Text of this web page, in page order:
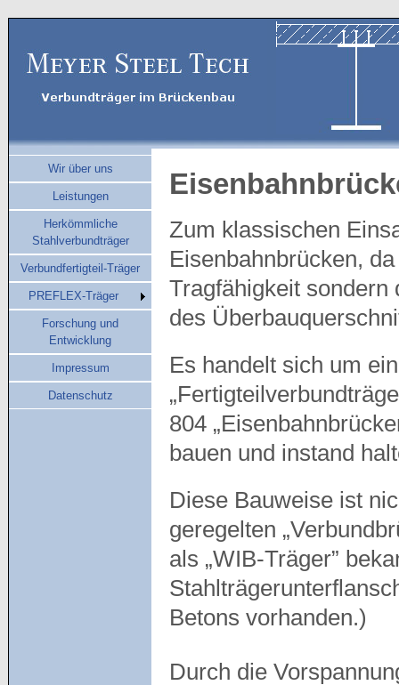
Wir über uns
Leistungen
Herkömmliche
Stahlverbundträger
Verbundfertigteil-Träger
PREFLEX-Träger
Forschung und
Entwicklung
Impressum
Datenschutz
Zum klassischen
Eisenbahnbrücken,
Tragfähigkeit sondern
des
Es handelt sich um
804
bauen und instand
Diese Bauweise ist
geregelten
als „WIB-Träger”
Betons vorhanden.)
Durch die